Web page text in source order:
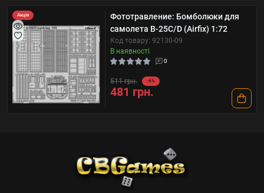
Акція
Фототравление: Бомболюки для
самолета B-25C/D (Airfix) 1:72
Код товару: 92130-09
В наявності
0
511 грн. -6%
481 грн.